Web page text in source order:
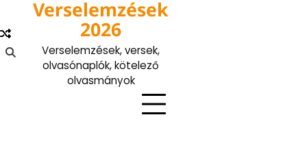
content
Verselemzések
2026
Verselemzések, versek,
olvasónaplók, kötelező
olvasmányok